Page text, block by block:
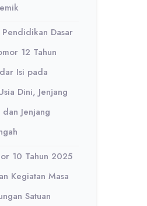
Dasar
12 Tahun
Isi pada
Dini, Jenjang
Jenjang
10 Tahun 2025
Kegiatan Masa
Satuan